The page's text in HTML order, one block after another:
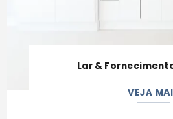
Lar &
VEJA